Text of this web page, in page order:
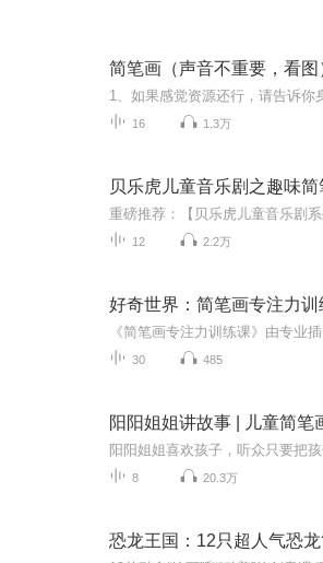
简笔画（声音不重要，看图
16 1.3万
贝乐虎儿童音乐剧之趣味简
12 2.2万
好奇世界：简笔画专注力训
30 485
阳阳姐姐讲故事 | 儿童简笔
8 20.3万
恐龙王国：12只超人气恐